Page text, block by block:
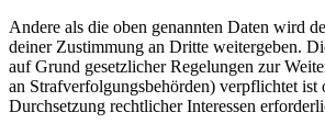
Andere als die oben genannten Daten wird
deiner Zustimmung an Dritte weitergeben.
auf Grund gesetzlicher Regelungen zur
an Strafverfolgungsbehörden) verpflichtet ist
Durchsetzung rechtlicher Interessen